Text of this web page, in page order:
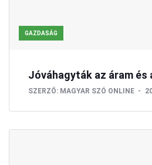
GAZDASÁG
Jóváhagyták az áram és
SZERZŐ: MAGYAR SZÓ ONLINE